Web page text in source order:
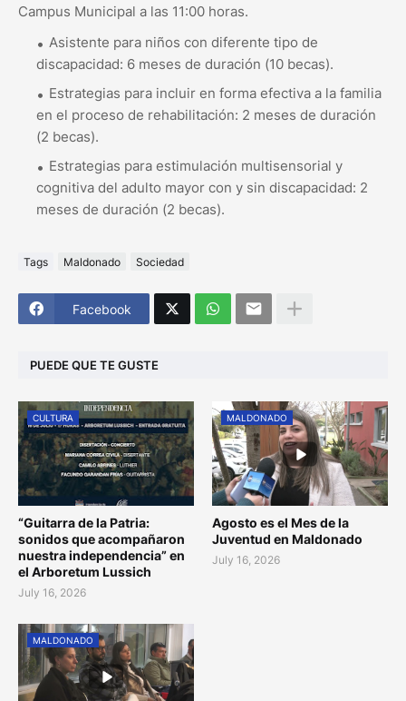
Campus Municipal a las 11:00 horas.
Asistente para niños con diferente tipo de
discapacidad: 6 meses de duración (10 becas).
Estrategias para incluir en forma efectiva a la familia
en el proceso de rehabilitación: 2 meses de duración
(2 becas).
Estrategias para estimulación multisensorial y
cognitiva del adulto mayor con y sin discapacidad: 2
meses de duración (2 becas).
Tags Maldonado Sociedad
Facebook
PUEDE QUE TE GUSTE
CULTURA
“Guitarra de la Patria:
sonidos que acompañaron
nuestra independencia” en
el Arboretum Lussich
July 16, 2026
MALDONADO
Agosto es el Mes de la
Juventud en Maldonado
July 16, 2026
MALDONADO